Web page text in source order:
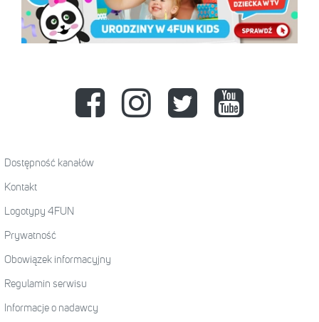
Dostępność kanałów
Kontakt
Logotypy 4FUN
Prywatność
Obowiązek informacyjny
Regulamin serwisu
Informacje o nadawcy